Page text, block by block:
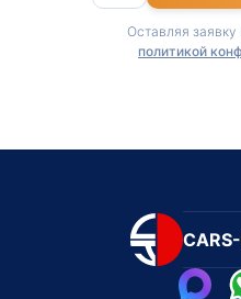
Оставляя
политикой